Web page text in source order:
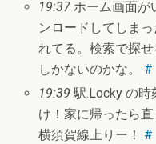
19:37 ホーム画面が
ンロードしてしま
れてる。検索で探
しかないのかな。 #
19:39 駅.Locky の時
け！家に帰ったら
横須賀線上りー！ #